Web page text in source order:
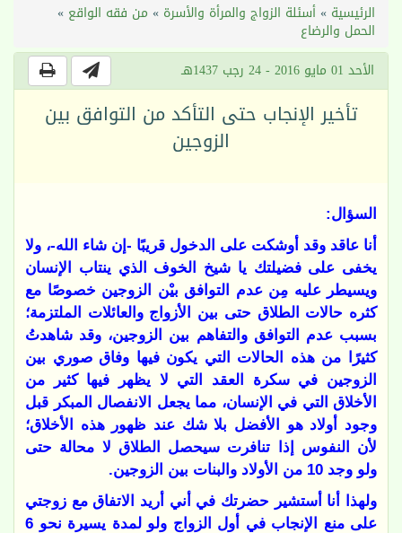
الرئيسية »أسئلة الزواج والمرأة والأسرة » من فقه الواقع »
الحمل والرضاع
الأحد 01 مايو 2016 - 24 رجب 1437هـ
تأخير الإنجاب حتى التأكد من التوافق بين
الزوجين
السؤال:
أنا عاقد وقد أوشكت على الدخول قريبًا -إن شاء الله-، ولا
يخفى على فضيلتك يا شيخ الخوف الذي ينتاب الإنسان
ويسيطر عليه مِن عدم التوافق بيْن الزوجين خصوصًا مع
كثره حالات الطلاق حتى بين الأزواج والعائلات الملتزمة؛
بسبب عدم التوافق والتفاهم بين الزوجين، وقد شاهدتُ
كثيرًا من هذه الحالات التي يكون فيها وفاق صوري بين
الزوجين في سكرة العقد التي لا يظهر فيها كثير من
الأخلاق التي في الإنسان، مما يجعل الانفصال المبكر قبل
وجود أولاد هو الأفضل بلا شك عند ظهور هذه الأخلاق؛
لأن النفوس إذا تنافرت سيحصل الطلاق لا محالة حتى
ولو وجد 10 من الأولاد والبنات بين الزوجين.
ولهذا أنا أستشير حضرتك في أني أريد الاتفاق مع زوجتي
على منع الإنجاب في أول الزواج ولو لمدة يسيرة نحو 6